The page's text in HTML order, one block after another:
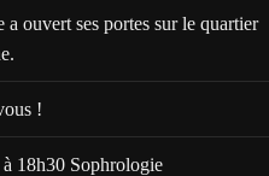
a ouvert ses portes sur le quartier
!
18h30 Sophrologie